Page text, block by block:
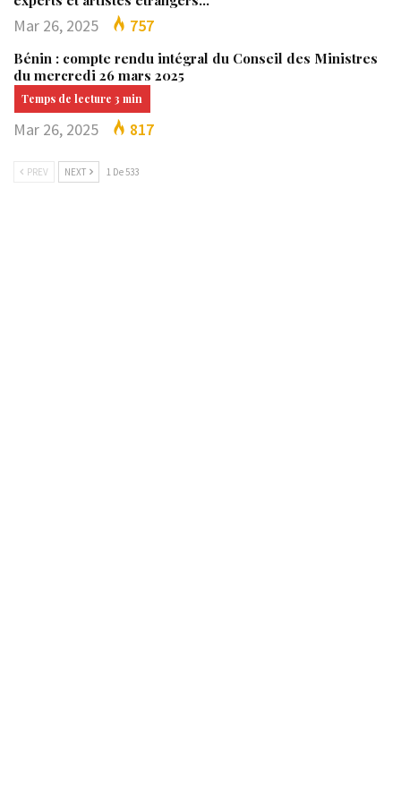
Mar 26, 2025 757
Bénin : compte rendu intégral du Conseil des Ministres
du mercredi 26 mars 2025
Mar 26, 2025 817
PREV NEXT 1 De 533